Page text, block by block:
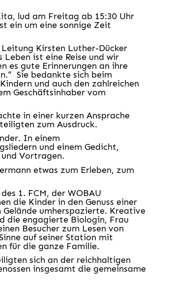
lud am Freitag ab 15:30 Uhr
ein um eine sonnige Zeit
Kirsten Luther-Dücker
Leben ist eine Reise und wir
es gute Erinnerungen an ihre
Sie bedankte sich beim
und auch den zahlreichen
Geschäftsinhaber vom
in einer kurzen Ansprache
zum Ausdruck.
In einem
und einem Gedicht,
Vortragen.
etwas zum Erleben, zum
1. FCM, der WOBAU
die Kinder in den Genuss einer
umherspazierte. Kreative
die engagierte Biologin, Frau
Besucher zum Lesen von
auf seiner Station mit
für die ganze Familie.
sich an der reichhaltigen
insgesamt die gemeinsame